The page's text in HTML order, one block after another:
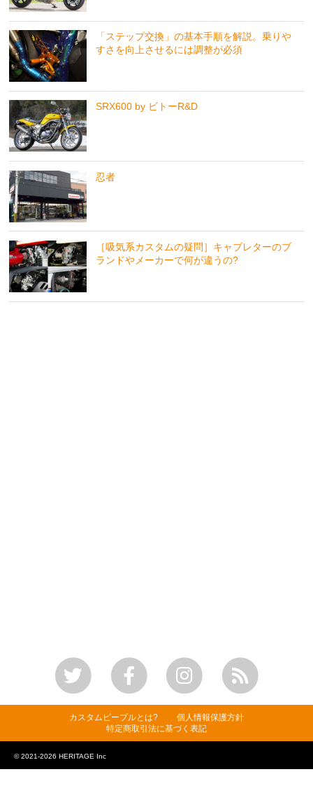
「ステップ交換」の基本手順を解説。乗りや
すさを向上させるには調整が必須
SRX600 by ビトーR&D
忍者
［吸気系カスタムの疑問］キャブレターのブ
ランドやメーカーで何が違うの?
カスタムピープルとは?
個人情報保護方針
特定商取引法に基づく表記
© 2021-2026 HERITAGE Inc